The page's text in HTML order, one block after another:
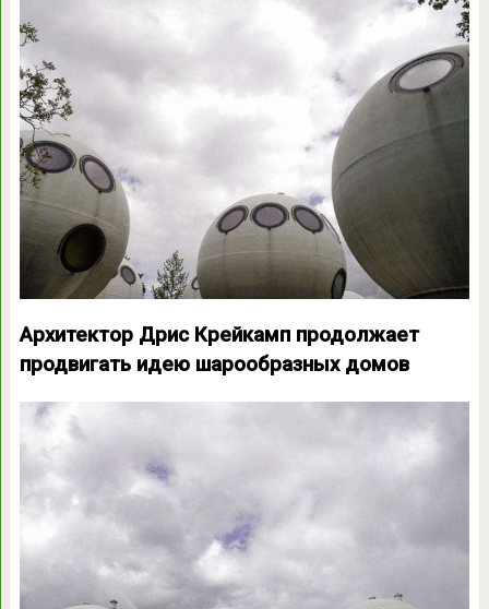
Архитектор Дрис Крейкамп продолжает
продвигать идею шарообразных домов